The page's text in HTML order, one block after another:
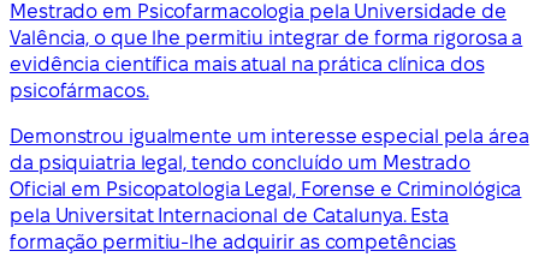
Mestrado em Psicofarmacologia pela Universidade de
Valência, o que lhe permitiu integrar de forma rigorosa a
evidência científica mais atual na prática clínica dos
psicofármacos.
Demonstrou igualmente um interesse especial pela área
da psiquiatria legal, tendo concluído um Mestrado
Oficial em Psicopatologia Legal, Forense e Criminológica
pela Universitat Internacional de Catalunya. Esta
formação permitiu-lhe adquirir as competências